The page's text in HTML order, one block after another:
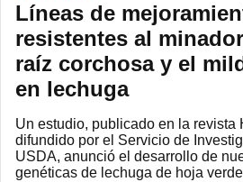
Líneas de
resistentes al
raíz corchosa y el
en lechuga
Un estudio, publicado en la revista
difundido por el Servicio de
USDA, anunció el desarrollo de
genéticas de lechuga de hoja